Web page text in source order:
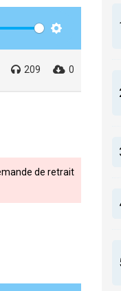
209 0
de retrait